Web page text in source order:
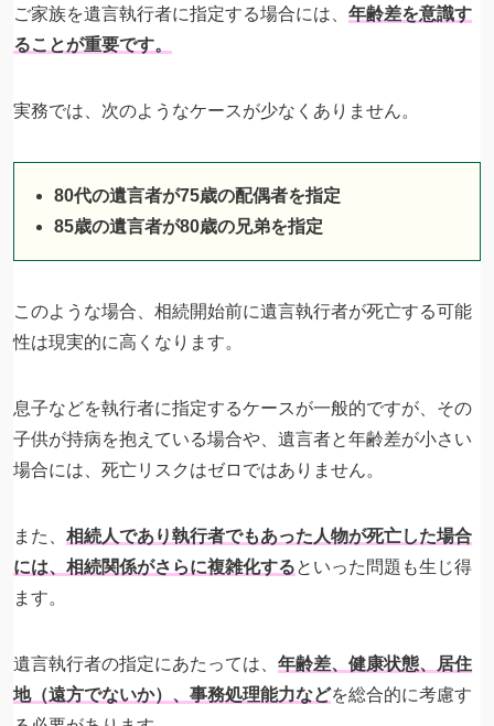
ご家族を遺言執行者に指定する場合には、 年齢差を意識す
ることが重要です。
実務では、次のようなケースが少なくありません。
80代の遺言者が75歳の配偶者を指定
85歳の遺言者が80歳の兄弟を指定
このような場合、相続開始前に遺言執行者が死亡する可能
性は現実的に高くなります。
息子などを執行者に指定するケースが一般的ですが、その
子供が持病を抱えている場合や、遺言者と年齢差が小さい
場合には、死亡リスクはゼロではありません。
また、 相続人であり執行者でもあった人物が死亡した場合
には、相続関係がさらに複雑化するといった問題も生じ得
ます。
遺言執行者の指定にあたっては、 年齢差、健康状態、居住
地（遠方でないか）、事務処理能力などを総合的に考慮す